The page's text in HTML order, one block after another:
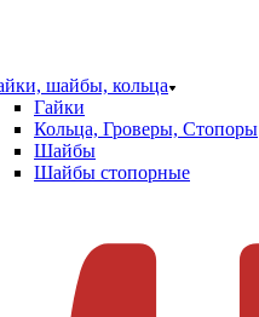
шайбы, кольца
Гайки
Кольца, Гроверы, Стопоры
Шайбы
Шайбы стопорные